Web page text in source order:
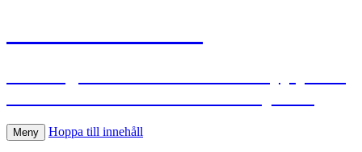
Meny Hoppa till innehåll